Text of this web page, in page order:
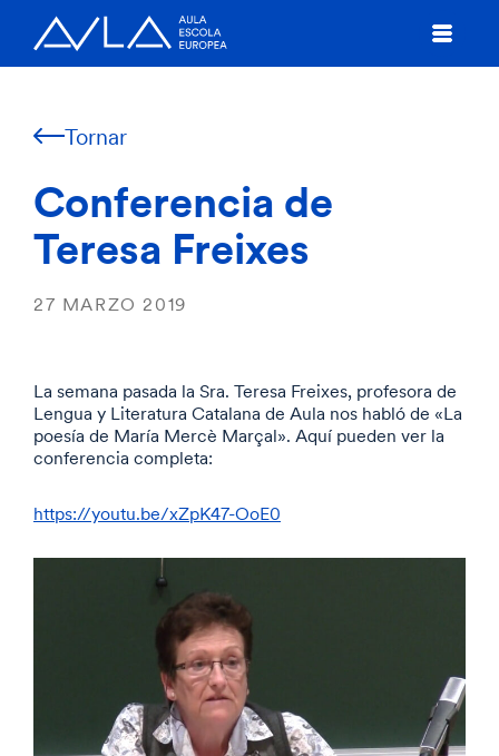
Tornar
Conferencia de
Teresa Freixes
27 MARZO 2019
La semana pasada la Sra. Teresa Freixes, profesora de
Lengua y Literatura Catalana de Aula nos habló de «La
poesía de María Mercè Marçal». Aquí pueden ver la
conferencia completa:
https://youtu.be/xZpK47-OoE0